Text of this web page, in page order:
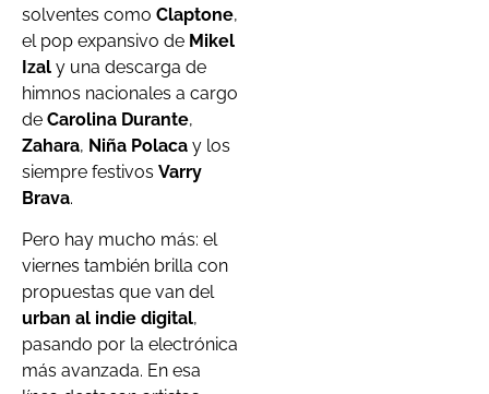
solventes como Claptone,
el pop expansivo de Mikel
Izal y una descarga de
himnos nacionales a cargo
de Carolina Durante,
Zahara, Niña Polaca y los
siempre festivos Varry
Brava.
Pero hay mucho más: el
viernes también brilla con
propuestas que van del
urban al indie digital,
pasando por la electrónica
más avanzada. En esa